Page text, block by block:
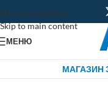
Skip to navigation
Skip to main content
МЕНЮ
МАГАЗИН